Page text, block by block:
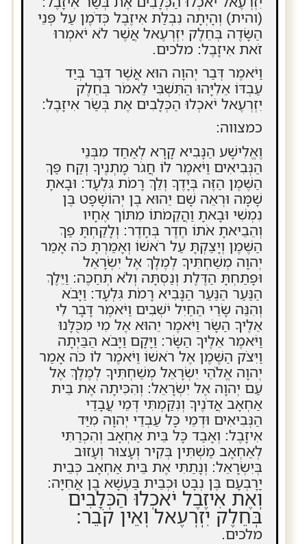
(והית) וְהָיְתָה נִבְלַת אִיזֶבֶל כְּדֹמֶן עַל פְּנֵי
הַשָּׂדֶה בְּחֵלֶק יִזְרְעֶאל אֲשֶׁר לֹא יֹאמְרוּ
זֹאת אִיזָבֶל: מלכים.
וַיֹּאמֶר דְּבַר יְהוָה הוּא אֲשֶׁר דִּבֶּר בְּיַד
עַבְדּוֹ אֵלִיָּהוּ הַתִּשְׁבִּי לֵאמֹר בְּחֵלֶק
יִזְרְעֶאל יֹאכְלוּ הַכְּלָבִים אֶת בְּשַׂר אִיזָבֶל:
כמצווה:
וֶאֱלִישָׁע הַנָּבִיא קָרָא לְאַחַד מִבְּנֵי
הַנְּבִיאִים וַיֹּאמֶר לוֹ חֲגֹר מָתְנֶיךָ וְקַח פַּךְ
הַשֶּׁמֶן הַזֶּה בְּיָדֶךָ וְלֵךְ רָמֹת גִּלְעָד: וּבָאתָ
שָׁמָּה וּרְאֵה שָׁם יֵהוּא בֶן יְהוֹשָׁפָט בֶּן
נִמְשִׁי וּבָאתָ וַהֲקֵמֹתוֹ מִתּוֹך אֶחָיו
וְהֵבֵיאתָ אֹתוֹ חֶדֶר בְּחָדֶר: וְלָקַחְתָּ פַךְ
הַשֶּׁמֶן וְיָצַקְתָּ עַל רֹאשׁוֹ וְאָמַרְתָּ כֹּה אָמַר
יְהוָה מְשַׁחְתִּיךָ לְמֶלֶךְ אֶל יִשְׂרָאֵל
וּפָתַחְתָּ הַדֶּלֶת וְנַסְתָּה וְלֹא תְחַכֶּה: וַיֵּלֶךְ
הַנַּעַר הַנַּעַר הַנָּבִיא רָמֹת גִּלְעָד: וַיָּבֹא
וְהִנֵּה שָׂרֵי הַחַיִל יֹשְׁבִים וַיֹּאמֶר דָּבָר לִי
אֵלֶיךָ הַשָּׂר וַיֹּאמֶר יֵהוּא אֶל מִי מִכֻּלָּנוּ
וַיֹּאמֶר אֵלֶיךָ הַשָּׂר: וַיָּקָם וַיָּבֹא הַבַּיְתָה
וַיִּצֹק הַשֶּׁמֶן אֶל רֹאשׁוֹ וַיֹּאמֶר לוֹ כֹּה אָמַר
יְהוָה אֱלֹהֵי יִשְׂרָאֵל מְשַׁחְתִּיךָ לְמֶלֶךְ אֶל
עַם יְהוָה אֶל יִשְׂרָאֵל: וְהִכִּיתָה אֶת בֵּית
אַחְאָב אֲדֹנֶיךָ וְנִקַּמְתִּי דְּמֵי עֲבָדַי
הַנְּבִיאִים וּדְמֵי כָּל עַבְדֵי יְהוָה מִיַּד
אִיזָבֶל: וְאָבַד כָּל בֵּית אַחְאָב וְהִכְרַתִּי
לְאַחְאָב מַשְׁתִּין בְּקִיר וְעָצוּר וְעָזוּב
בְּיִשְׂרָאֵל: וְנָתַתִּי אֶת בֵּית אַחְאָב כְּבֵית
יָרָבְעָם בֶּן נְבָט וּכְבֵית בַּעְשָׁא בֶן אֲחִיָּה:
וְאֶת אִיזֶבֶל יֹאכְלוּ הַכְּלָבִים
בְּחֵלֶק יִזְרְעֶאל וְאֵין קֹבֵר:
מלכים.